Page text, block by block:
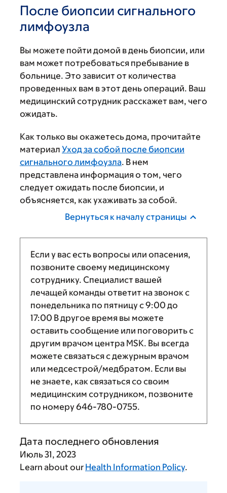
После биопсии сигнального
лимфоузла
Вы можете пойти домой в день биопсии, или
вам может потребоваться пребывание в
больнице. Это зависит от количества
проведенных вам в этот день операций. Ваш
медицинский сотрудник расскажет вам, чего
ожидать.
Как только вы окажетесь дома, прочитайте
материал Уход за собой после биопсии
сигнального лимфоузла. В нем
представлена информация о том, чего
следует ожидать после биопсии, и
объясняется, как ухаживать за собой.
Вернуться к началу страницы
Если у вас есть вопросы или опасения,
позвоните своему медицинскому
сотруднику. Специалист вашей
лечащей команды ответит на звонок с
понедельника по пятницу с9:00 до
17:00 В другое время вы можете
оставить сообщение или поговорить с
другим врачом центра MSK. Вы всегда
можете связаться с дежурным врачом
или медсестрой/медбратом. Если вы
не знаете, как связаться со своим
медицинским сотрудником, позвоните
по номеру646-780-0755.
Дата последнего обновления
Июль 31, 2023
Learn about our Health Information Policy.